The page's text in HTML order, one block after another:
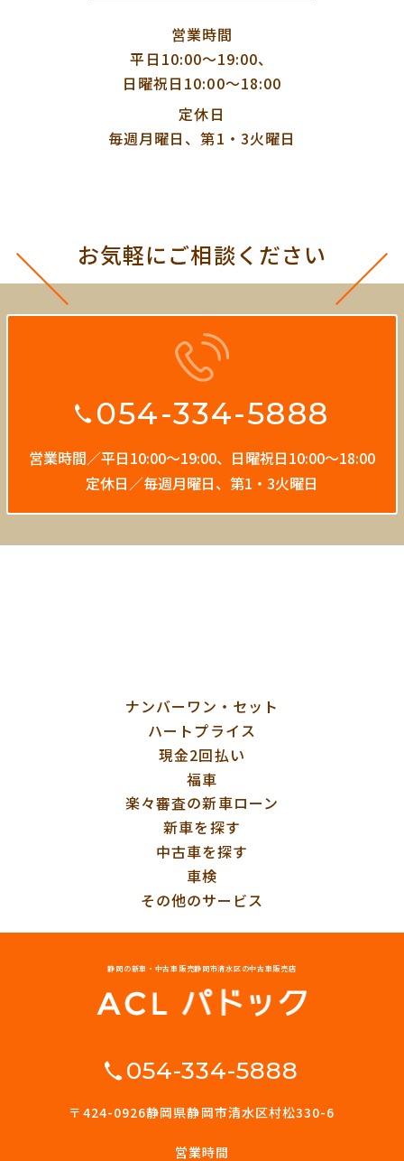
営業時間
平日10:00〜19:00、
日曜祝日10:00〜18:00
定休日
毎週月曜日、第1・3火曜日
お気軽にご相談ください
054-334-5888
営業時間／平日10:00〜19:00、 日曜祝日10:00〜18:00
定休日／毎週月曜日、第1・3火曜日
ナンバーワン・セット
ハートプライス
現金2回払い
福車
楽々審査の新車ローン
新車を探す
中古車を探す
車検
その他のサービス
静岡の新車・中古車販売静岡市清水区の中古車販売店
054-334-5888
〒424-0926静岡県静岡市清水区村松330-6
営業時間